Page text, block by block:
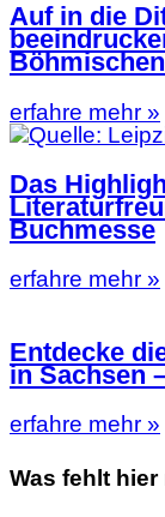
Auf in die
erfahre mehr »
Das
Buchmesse
erfahre mehr »
Entdecke
in Sachsen
erfahre mehr »
Was fehlt